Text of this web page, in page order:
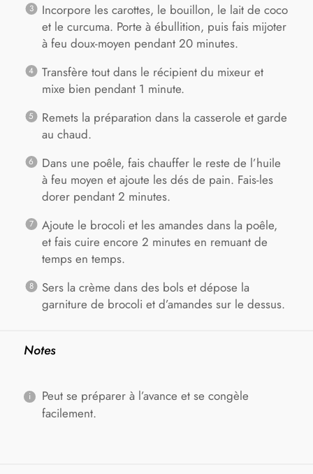
Incorpore les carottes, le bouillon, le lait de coco
et le curcuma. Porte à ébullition, puis fais mijoter
à feu doux-moyen pendant 20 minutes.
Transfère tout dans le récipient du mixeur et
mixe bien pendant 1 minute.
Remets la préparation dans la casserole et garde
au chaud.
Dans une poêle, fais chauffer le reste de l’huile
à feu moyen et ajoute les dés de pain. Fais-les
dorer pendant 2 minutes.
Ajoute le brocoli et les amandes dans la poêle,
et fais cuire encore 2 minutes en remuant de
temps en temps.
Sers la crème dans des bols et dépose la
garniture de brocoli et d’amandes sur le dessus.
Notes
Peut se préparer à l’avance et se congèle
facilement.